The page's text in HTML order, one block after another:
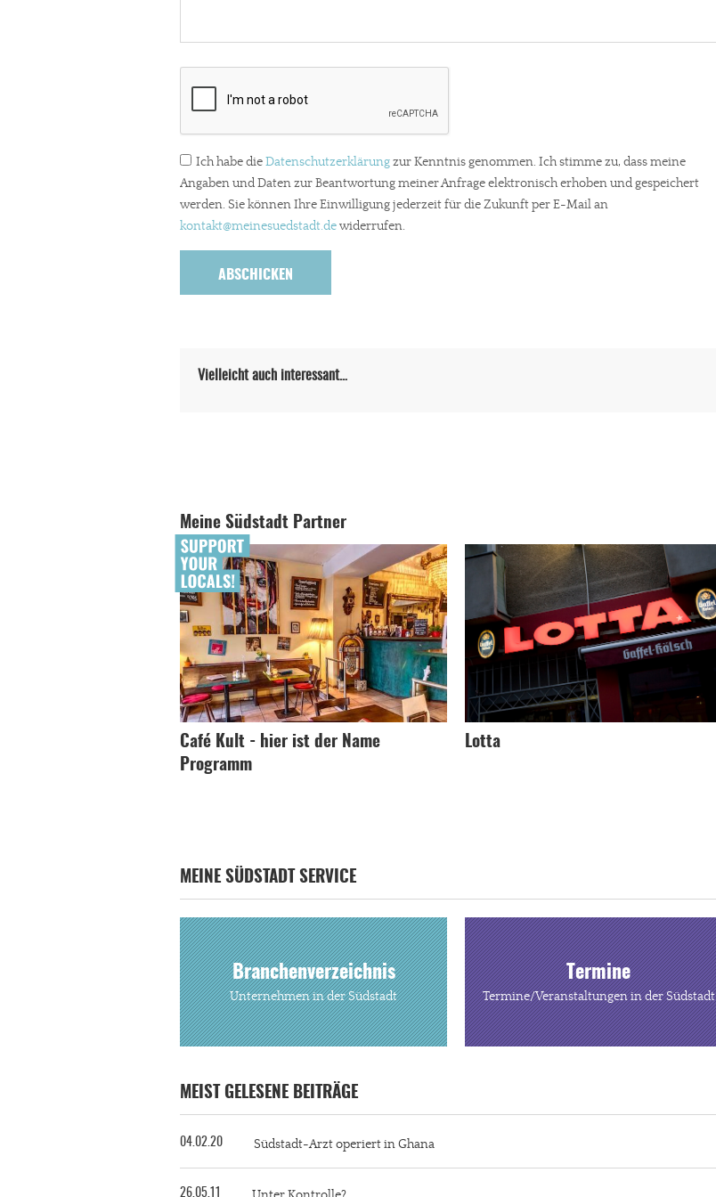
JETZT SPENDEN
Ich habe dieDatenschutzerklärungzur Kenntnis genommen. Ich stimme zu, dass meine
Angaben und Daten zur Beantwortung meiner Anfrage elektronisch erhoben und gespeichert
werden. Sie können Ihre Einwilligung jederzeit für die Zukunft per E-Mail an
kontakt@meinesuedstadt.dewiderrufen.
Vielleicht auch interessant…
Meine Südstadt Partner
Café Kult - hier ist der Name
Programm
Lotta
MEINE SÜDSTADT SERVICE
Branchenverzeichnis
Unternehmen in der Südstadt
Termine
Termine/Veranstaltungen in der Südstadt
MEIST GELESENE BEITRÄGE
04.02.20 Südstadt-Arzt operiert in Ghana
26.05.11